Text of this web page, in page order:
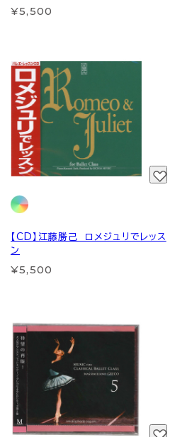
¥5,500
【CD】江藤勝己 ロメジュリでレッス
ン
¥5,500